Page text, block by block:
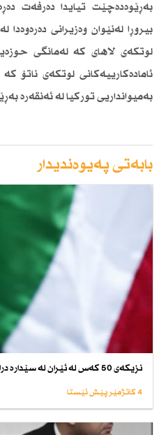
بەڕێوەدەچێت تیایدا دەرفەت
بیروڕا لەنێوان وەزیرانی
لوتكەی لاهای كە لەمانگی
بەمیوانداریی توركیا لە ئەنقەرە
بابەتی پەیوەندیدار
نزیكەی 50 كەس لە ئێران لە سێدارە دراون
4 کاتژمێر پێش ئێستا